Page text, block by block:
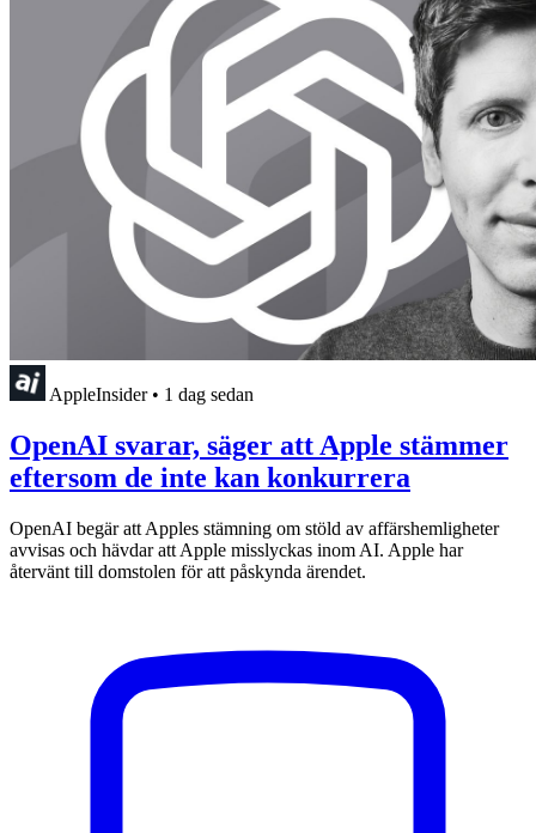
AppleInsider • 1 dag sedan
OpenAI svarar, säger att Apple stämmer
eftersom de inte kan konkurrera
OpenAI begär att Apples stämning om stöld av affärshemligheter
avvisas och hävdar att Apple misslyckas inom AI. Apple har
återvänt till domstolen för att påskynda ärendet.